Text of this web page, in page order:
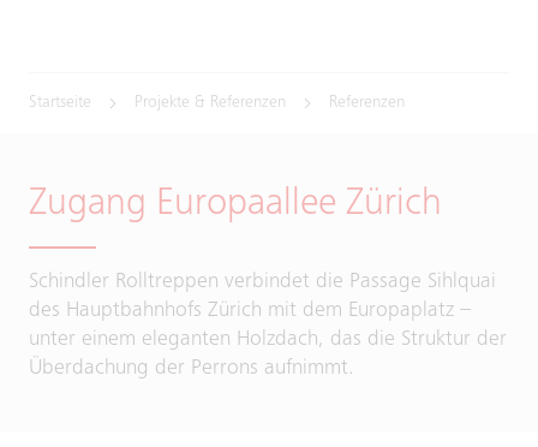
Startseite Projekte & Referenzen Referenzen
Zugang Europaallee Zürich
Schindler Rolltreppen verbindet die Passage Sihlquai
des Hauptbahnhofs Zürich mit dem Europaplatz –
unter einem eleganten Holzdach, das die Struktur der
Überdachung der Perrons aufnimmt.